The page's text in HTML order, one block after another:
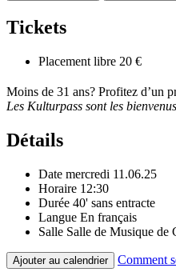
Tickets
Placement libre 20 €
Moins de 31 ans? Profitez d’un
Les Kulturpass sont les bienvenus
Détails
Date mercredi 11.06.25
Horaire 12:30
Durée 40' sans entracte
Langue En français
Salle Salle de Musique de
Ajouter au calendrier Comment